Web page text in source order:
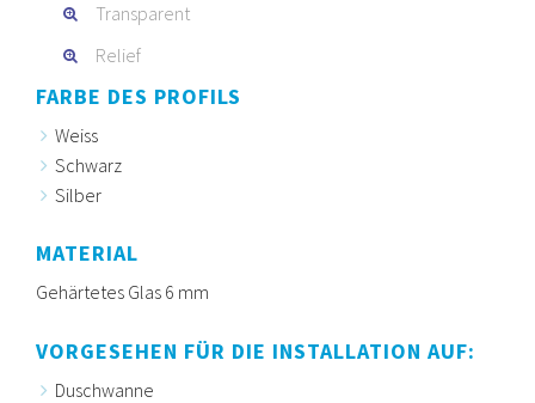
Transparent
Relief
FARBE DES PROFILS
Weiss
Schwarz
Silber
MATERIAL
Gehärtetes Glas 6 mm
VORGESEHEN FÜR DIE INSTALLATION AUF:
Duschwanne